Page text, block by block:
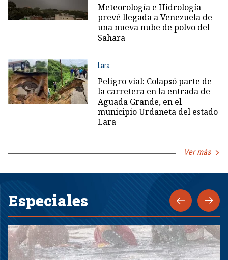
Meteorología e Hidrología
prevé llegada a Venezuela de
una nueva nube de polvo del
Sahara
Lara
Peligro vial: Colapsó parte de
la carretera en la entrada de
Aguada Grande, en el
municipio Urdaneta del estado
Lara
Ver más
Especiales